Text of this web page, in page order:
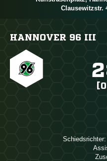
Clausewitzstr.
HANNOVER 96 III

Schiedsrichter: